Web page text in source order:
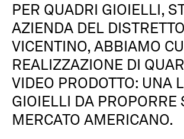
PER QUADRI GIOIELLI,
AZIENDA DEL
VICENTINO, ABBIAMO
REALIZZAZIONE DI
VIDEO PRODOTTO: UNA
GIOIELLI DA PROPORRE
MERCATO AMERICANO.